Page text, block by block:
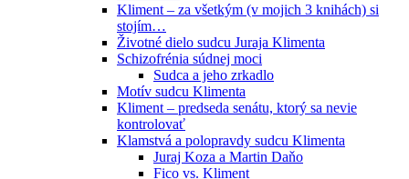
Kliment – za všetkým (v mojich 3 knihách) si
stojím…
Životné dielo sudcu Juraja Klimenta
Schizofrénia súdnej moci
Sudca a jeho zrkadlo
Motív sudcu Klimenta
Kliment – predseda senátu, ktorý sa nevie
kontrolovať
Klamstvá a polopravdy sudcu Klimenta
Juraj Koza a Martin Daňo
Fico vs. Kliment